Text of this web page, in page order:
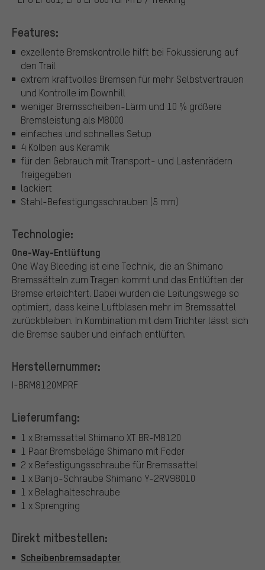
Features:
exzellente Bremskontrolle hilft bei Fokussierung auf
den Trail
extrem kraftvolles Bremsen für mehr Selbstvertrauen
und Kontrolle im Downhill
weniger Bremsscheiben-Lärm und 10 % größere
Bremsleistung als M8000
einfaches und schnelles Setup
4 Kolben aus Keramik
für den Gebrauch mit Transport- und Lastenrädern
freigegeben
lackiert
Stahl-Befestigungsschrauben (5 mm)
Technologie:
One-Way-Entlüftung
One Way Bleeding ist eine Technik, die an Shimano
Bremssätteln zum Tragen kommt und das Entlüften der
Bremse erleichtert. Dabei wurden die Leitungswege so
optimiert, dass keine Luftblasen mehr im Bremssattel
zurückbleiben. In Kombination mit dem Trichter lässt sich
die Bremse sauber und einfach entlüften.
Herstellernummer:
I-BRM8120MPRF
Lieferumfang:
1 x Bremssattel Shimano XT BR-M8120
1 Paar Bremsbeläge Shimano mit Feder
2 x Befestigungsschraube für Bremssattel
1 x Banjo-Schraube Shimano Y-2RV98010
1 x Belaghalteschraube
1 x Sprengring
Direkt mitbestellen:
Scheibenbremsadapter